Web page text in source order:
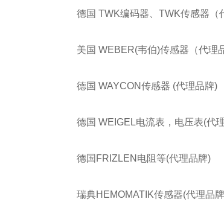
德国 TWK编码器、TWK传感器（
美国 WEBER(韦伯)传感器（代理
德国 WAYCON传感器 (代理品牌)
德国 WEIGEL电流表，电压表(代
德国FRIZLEN电阻等(代理品牌)
瑞典HEMOMATIK传感器(代理品